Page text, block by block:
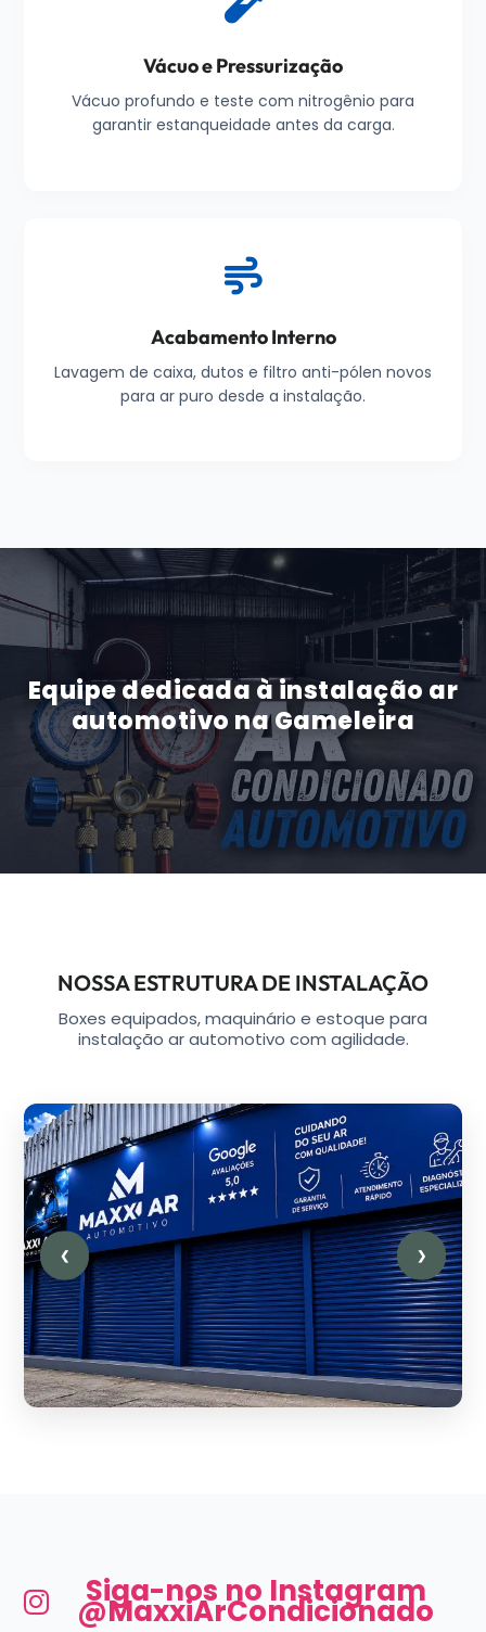
Vácuo e Pressurização
Vácuo profundo e teste com nitrogênio para
garantir estanqueidade antes da carga.
Acabamento Interno
Lavagem de caixa, dutos e filtro anti-pólen novos
para ar puro desde a instalação.
Equipe dedicada à instalação ar
automotivo na Gameleira
NOSSA ESTRUTURA DE INSTALAÇÃO
Boxes equipados, maquinário e estoque para
instalação ar automotivo com agilidade.
❮ ❯
Siga-nos no Instagram
@MaxxiArCondicionado